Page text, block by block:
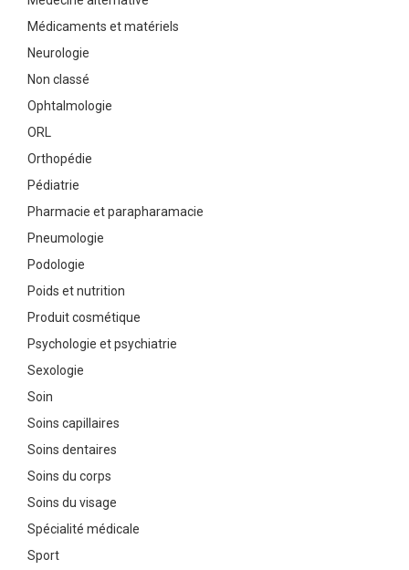
Médicaments et matériels
Neurologie
Non classé
Ophtalmologie
ORL
Orthopédie
Pédiatrie
Pharmacie et parapharamacie
Pneumologie
Podologie
Poids et nutrition
Produit cosmétique
Psychologie et psychiatrie
Sexologie
Soin
Soins capillaires
Soins dentaires
Soins du corps
Soins du visage
Spécialité médicale
Sport